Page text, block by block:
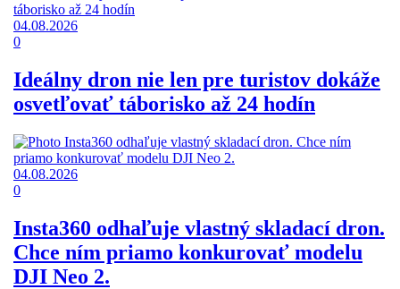
04.08.2026
0
Ideálny dron nie len pre turistov dokáže
osvetľovať táborisko až 24 hodín
04.08.2026
0
Insta360 odhaľuje vlastný skladací dron.
Chce ním priamo konkurovať modelu
DJI Neo 2.